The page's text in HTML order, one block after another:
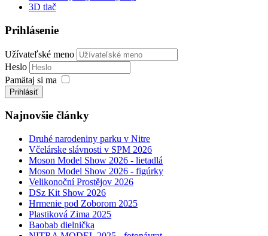
3D tlač
Prihlásenie
Užívateľské meno
Heslo
Pamätaj si ma
Prihlásiť
Najnovšie články
Druhé narodeniny parku v Nitre
Včelárske slávnosti v SPM 2026
Moson Model Show 2026 - lietadlá
Moson Model Show 2026 - figúrky
Velikonoční Prostějov 2026
DSz Kit Show 2026
Hrmenie pod Zoborom 2025
Plastiková Zima 2025
Baobab dielnička